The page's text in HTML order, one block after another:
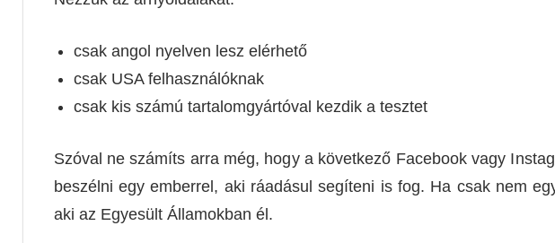
csak angol nyelven lesz elérhető
csak USA felhasználóknak
csak kis számú tartalomgyártóval kezdik a tesztet
Szóval ne számíts arra még, hogy a következő Facebook vagy
beszélni egy emberrel, aki ráadásul segíteni is fog. Ha csak nem
aki az Egyesült Államokban él.